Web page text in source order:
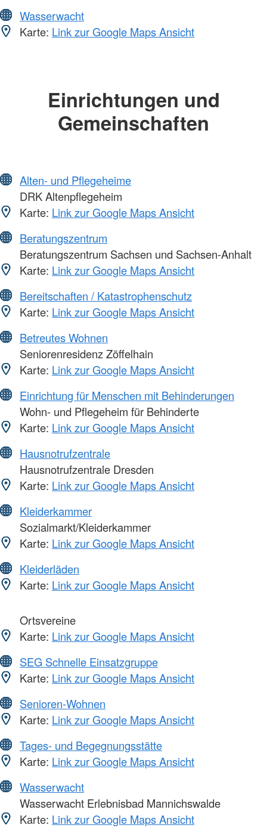
Wasserwacht
Karte: Link zur Google Maps Ansicht
Einrichtungen und
Gemeinschaften
Alten- und Pflegeheime
DRK Altenpflegeheim
Karte: Link zur Google Maps Ansicht
Beratungszentrum
Beratungszentrum Sachsen und Sachsen-Anhalt
Karte: Link zur Google Maps Ansicht
Bereitschaften / Katastrophenschutz
Karte: Link zur Google Maps Ansicht
Betreutes Wohnen
Seniorenresidenz Zöffelhain
Karte: Link zur Google Maps Ansicht
Einrichtung für Menschen mit Behinderungen
Wohn- und Pflegeheim für Behinderte
Karte: Link zur Google Maps Ansicht
Hausnotrufzentrale
Hausnotrufzentrale Dresden
Karte: Link zur Google Maps Ansicht
Kleiderkammer
Sozialmarkt/Kleiderkammer
Karte: Link zur Google Maps Ansicht
Kleiderläden
Karte: Link zur Google Maps Ansicht
Ortsvereine
Karte: Link zur Google Maps Ansicht
SEG Schnelle Einsatzgruppe
Karte: Link zur Google Maps Ansicht
Senioren-Wohnen
Karte: Link zur Google Maps Ansicht
Tages- und Begegnungsstätte
Karte: Link zur Google Maps Ansicht
Wasserwacht
Wasserwacht Erlebnisbad Mannichswalde
Karte: Link zur Google Maps Ansicht